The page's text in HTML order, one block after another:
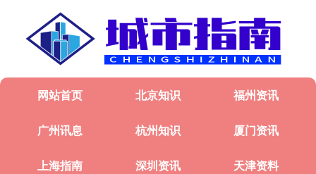
网站首页 北京知识 福州资讯
广州讯息 杭州知识 厦门资讯
上海指南 深圳资讯 天津资料